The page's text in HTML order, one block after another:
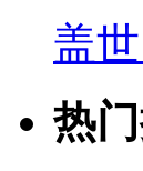
盖
热